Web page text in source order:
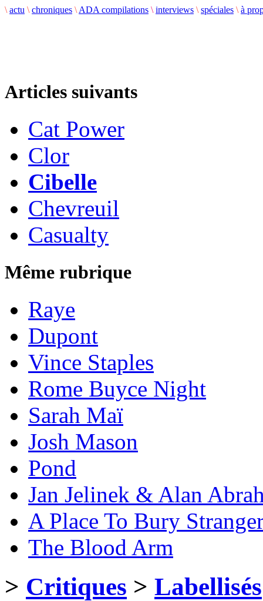
\ actu \ chroniques \ ADA compilations \ interviews \ spéciales \ à
Articles suivants
Cat Power
Clor
Cibelle
Chevreuil
Casualty
Même rubrique
Raye
Dupont
Vince Staples
Rome Buyce Night
Sarah Maï
Josh Mason
Pond
Jan Jelinek & Alan
A Place To Bury
The Blood Arm
> Critiques > Labellisés